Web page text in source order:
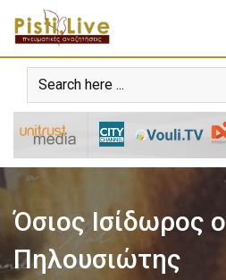
Όσιος Ισίδωρος ο
Πηλουσιώτης